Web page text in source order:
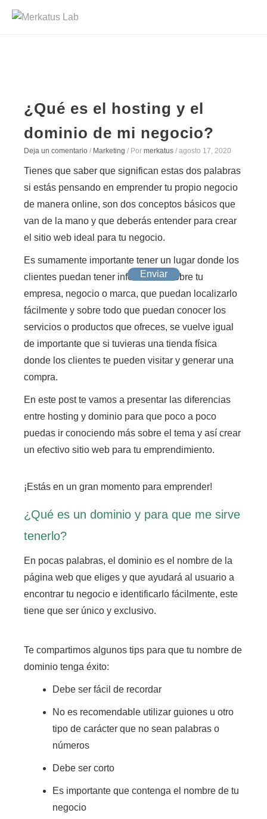
¿Qué es el hosting y el
dominio de mi negocio?
Deja un comentario / Marketing / Por merkatus / agosto 17, 2020
Tienes que saber que significan estas dos palabras
si estás pensando en emprender tu propio negocio
de manera online, son dos conceptos básicos que
van de la mano y que deberás entender para crear
el sitio web ideal para tu negocio.
Es sumamente importante tener un lugar donde los
clientes puedan tener información sobre tu
empresa, negocio o marca, que puedan localizarlo
fácilmente y sobre todo que puedan conocer los
servicios o productos que ofreces, se vuelve igual
de importante que si tuvieras una tienda física
donde los clientes te pueden visitar y generar una
compra.
En este post te vamos a presentar las diferencias
entre hosting y dominio para que poco a poco
puedas ir conociendo más sobre el tema y así crear
un efectivo sitio web para tu emprendimiento.
¡Estás en un gran momento para emprender!
¿Qué es un dominio y para que me sirve
tenerlo?
En pocas palabras, el dominio es el nombre de la
página web que eliges y que ayudará al usuario a
encontrar tu negocio e identificarlo fácilmente, este
tiene que ser único y exclusivo.
Te compartimos algunos tips para que tu nombre de
dominio tenga éxito:
Debe ser fácil de recordar
No es recomendable utilizar guiones u otro
tipo de carácter que no sean palabras o
números
Debe ser corto
Es importante que contenga el nombre de tu
negocio
Enviar